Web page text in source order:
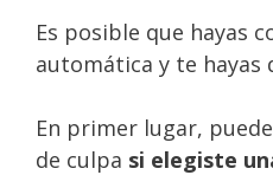
Es posible que hayas
automática y te hayas
En primer lugar,
de culpa si elegiste